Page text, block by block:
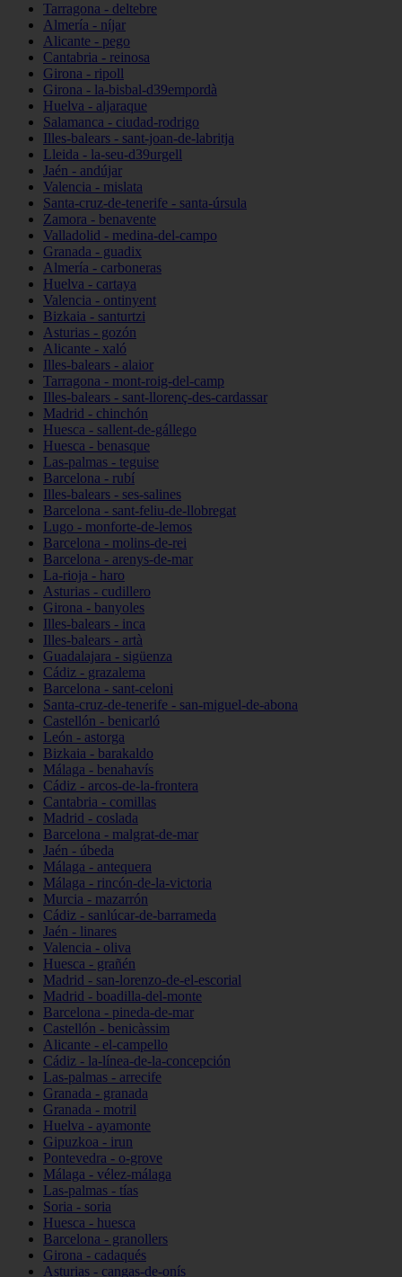
Tarragona - deltebre
Almería - níjar
Alicante - pego
Cantabria - reinosa
Girona - ripoll
Girona - la-bisbal-d39empordà
Huelva - aljaraque
Salamanca - ciudad-rodrigo
Illes-balears - sant-joan-de-labritja
Lleida - la-seu-d39urgell
Jaén - andújar
Valencia - mislata
Santa-cruz-de-tenerife - santa-úrsula
Zamora - benavente
Valladolid - medina-del-campo
Granada - guadix
Almería - carboneras
Huelva - cartaya
Valencia - ontinyent
Bizkaia - santurtzi
Asturias - gozón
Alicante - xaló
Illes-balears - alaior
Tarragona - mont-roig-del-camp
Illes-balears - sant-llorenç-des-cardassar
Madrid - chinchón
Huesca - sallent-de-gállego
Huesca - benasque
Las-palmas - teguise
Barcelona - rubí
Illes-balears - ses-salines
Barcelona - sant-feliu-de-llobregat
Lugo - monforte-de-lemos
Barcelona - molins-de-rei
Barcelona - arenys-de-mar
La-rioja - haro
Asturias - cudillero
Girona - banyoles
Illes-balears - inca
Illes-balears - artà
Guadalajara - sigüenza
Cádiz - grazalema
Barcelona - sant-celoni
Santa-cruz-de-tenerife - san-miguel-de-abona
Castellón - benicarló
León - astorga
Bizkaia - barakaldo
Málaga - benahavís
Cádiz - arcos-de-la-frontera
Cantabria - comillas
Madrid - coslada
Barcelona - malgrat-de-mar
Jaén - úbeda
Málaga - antequera
Málaga - rincón-de-la-victoria
Murcia - mazarrón
Cádiz - sanlúcar-de-barrameda
Jaén - linares
Valencia - oliva
Huesca - grañén
Madrid - san-lorenzo-de-el-escorial
Madrid - boadilla-del-monte
Barcelona - pineda-de-mar
Castellón - benicàssim
Alicante - el-campello
Cádiz - la-línea-de-la-concepción
Las-palmas - arrecife
Granada - granada
Granada - motril
Huelva - ayamonte
Gipuzkoa - irun
Pontevedra - o-grove
Málaga - vélez-málaga
Las-palmas - tías
Soria - soria
Huesca - huesca
Barcelona - granollers
Girona - cadaqués
Asturias - cangas-de-onís